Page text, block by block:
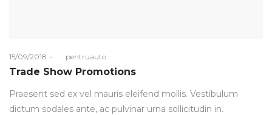
Posted
on
15/09/2018 pentruauto
Trade Show Promotions
Praesent sed ex vel mauris eleifend mollis. Vestibulum
dictum sodales ante, ac pulvinar urna sollicitudin in.